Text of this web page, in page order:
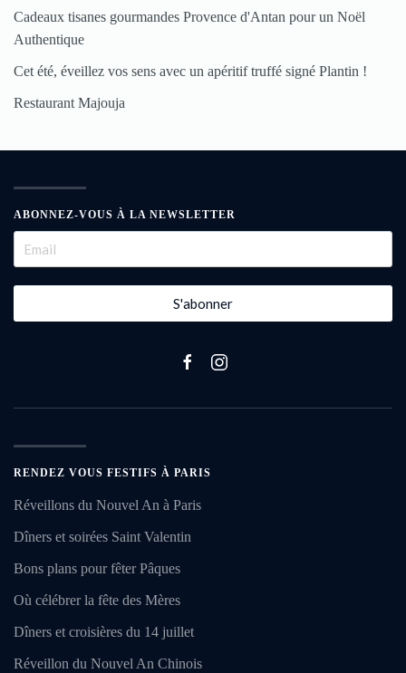
Cadeaux tisanes gourmandes Provence d'Antan pour un Noël
Authentique
Cet été, éveillez vos sens avec un apéritif truffé signé Plantin !
Restaurant Majouja
ABONNEZ-VOUS À LA NEWSLETTER
S'abonner
RENDEZ VOUS FESTIFS À PARIS
Réveillons du Nouvel An à Paris
Dîners et soirées Saint Valentin
Bons plans pour fêter Pâques
Où célébrer la fête des Mères
Dîners et croisières du 14 juillet
Réveillon du Nouvel An Chinois